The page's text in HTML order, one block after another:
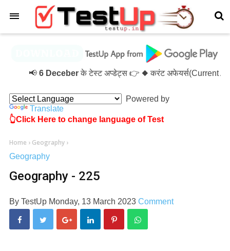
6 Deceberके टेस्ट अप्डेट्स 👉 ◆ करंट अफेयर्स(Current
Powered by
Translate
👆Click Here to change language of Test
Home › Geography ›
Geography
Geography - 225
By TestUp Monday, 13 March 2023 Comment